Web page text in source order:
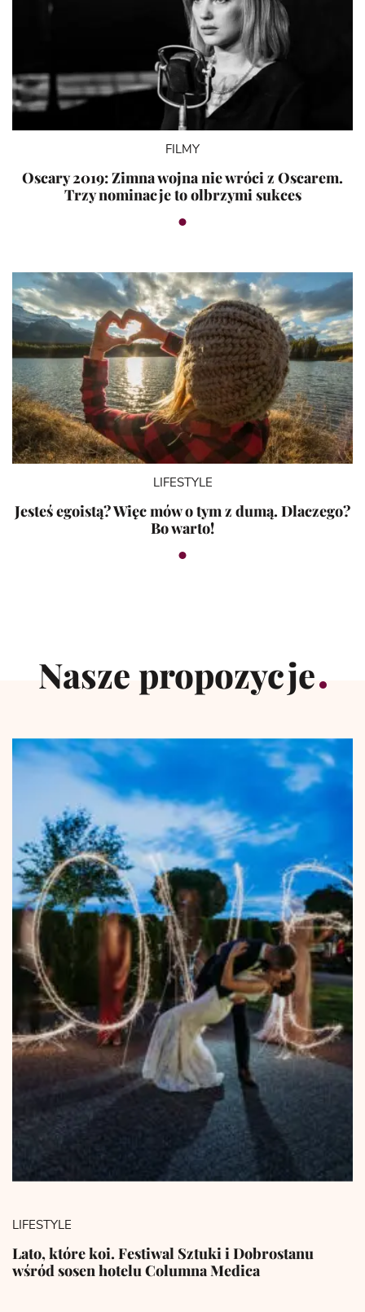
FILMY
Oscary 2019: Zimna wojna nie wróci z Oscarem.
Trzy nominacje to olbrzymi sukces
LIFESTYLE
Jesteś egoistą? Więc mów o tym z dumą. Dlaczego?
Bo warto!
Nasze propozycje
LIFESTYLE
Lato, które koi. Festiwal Sztuki i Dobrostanu
wśród sosen hotelu Columna Medica